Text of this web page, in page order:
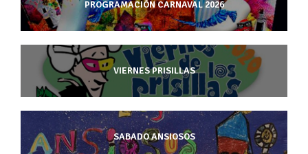
PROGRAMACIÓN CARNAVAL 2026
VIERNES PRISILLAS
SABADO ANSIOSOS